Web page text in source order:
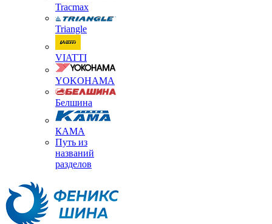
Tracmax
Triangle
VIATTI
YOKOHAMA
Белшина
КАМА
Путь из
названий
разделов